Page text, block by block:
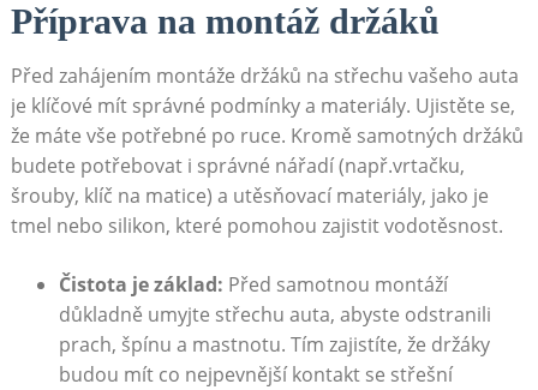
Příprava na montáž držáků
Před zahájením‍ montáže držáků na střechu⁤ vašeho auta
je klíčové mít správné podmínky a materiály. Ujistěte se,
že máte vše potřebné po ruce. ​Kromě samotných držáků⁣
budete potřebovat i správné nářadí (např.vrtačku,
⁣šrouby, klíč na matice) a utěsňovací⁤ materiály, jako je
tmel nebo silikon, které pomohou zajistit vodotěsnost.
Čistota je základ: Před samotnou montáží
důkladně umyjte střechu⁣ auta, abyste odstranili
prach, špínu a mastnotu. ‌Tím zajistíte, že držáky
budou mít co nejpevnější kontakt se střešní